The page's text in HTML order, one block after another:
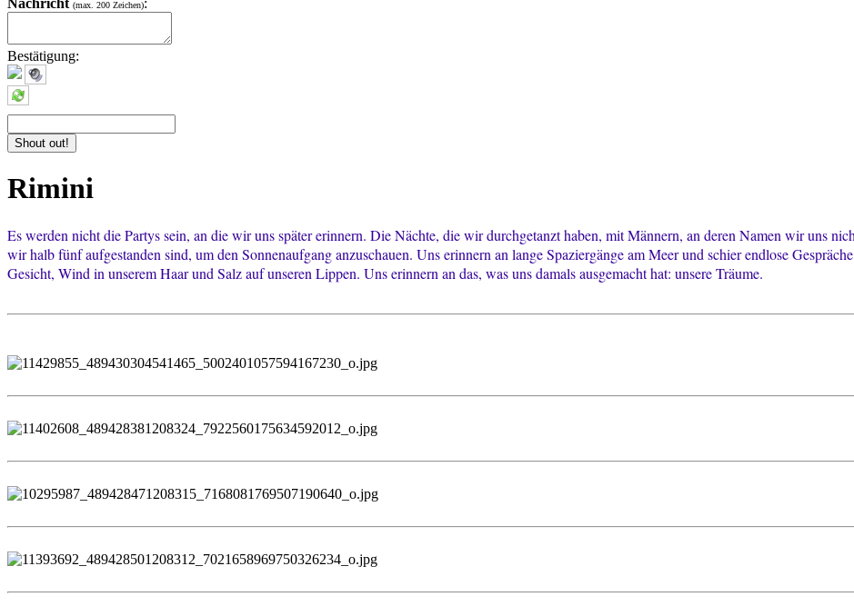
(max. 200 Zeichen)
Bestätigung:
Rimini
Es werden nicht die Partys sein, an die wir uns später erinnern. Die Nächte, die wir durchgetanzt haben, mit Männern, an deren Namen wir uns
wir halb fünf aufgestanden sind, um den Sonnenaufgang anzuschauen. Uns erinnern an lange Spaziergänge am Meer und schier endlose
Gesicht, Wind in unserem Haar und Salz auf unseren Lippen. Uns erinnern an das, was uns damals ausgemacht hat: unsere Träume.